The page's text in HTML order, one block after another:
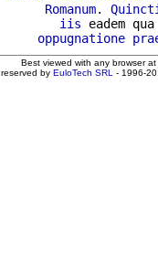
Romanum.
iis eadem qua
oppugnatione
Best viewed with any browser
by EuloTech SRL - 1996-